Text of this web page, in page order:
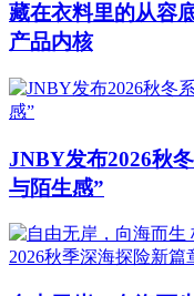
藏在衣料里的从容
产品内核
JNBY发布2026秋
与陌生感”